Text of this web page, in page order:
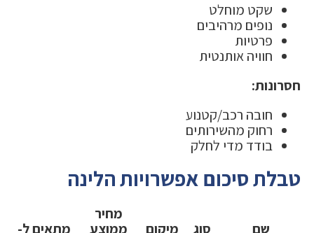
שקט מוחלט
נופים מרהיבים
פרטיות
חוויה אותנטית
חסרונות:
חובה רכב/קטנוע
רחוק מהשירותים
בודד מדי לחלק
טבלת סיכום אפשרויות הלינה
שם סוג מיקום
מחיר
ממוצע
מתאים ל-